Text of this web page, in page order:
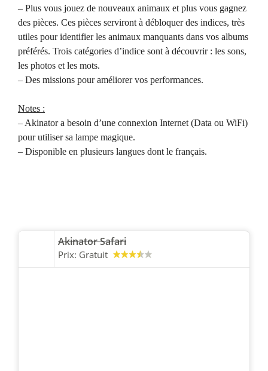
– Plus vous jouez de nouveaux animaux et plus vous gagnez
des pièces. Ces pièces serviront à débloquer des indices, très
utiles pour identifier les animaux manquants dans vos albums
préférés. Trois catégories d’indice sont à découvrir : les sons,
les photos et les mots.
– Des missions pour améliorer vos performances.
Notes :
– Akinator a besoin d’une connexion Internet (Data ou WiFi)
pour utiliser sa lampe magique.
– Disponible en plusieurs langues dont le français.
Akinator Safari
Prix: Gratuit